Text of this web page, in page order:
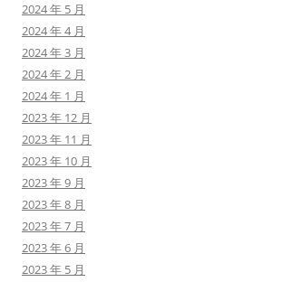
2024 年 5 月
2024 年 4 月
2024 年 3 月
2024 年 2 月
2024 年 1 月
2023 年 12 月
2023 年 11 月
2023 年 10 月
2023 年 9 月
2023 年 8 月
2023 年 7 月
2023 年 6 月
2023 年 5 月